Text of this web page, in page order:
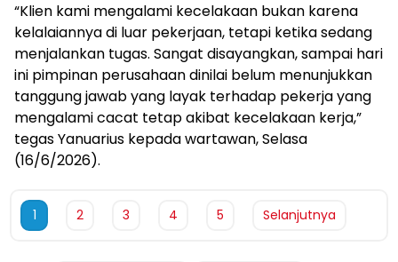
“Klien kami mengalami kecelakaan bukan karena
kelalaiannya di luar pekerjaan, tetapi ketika sedang
menjalankan tugas. Sangat disayangkan, sampai hari
ini pimpinan perusahaan dinilai belum menunjukkan
tanggung jawab yang layak terhadap pekerja yang
mengalami cacat tetap akibat kecelakaan kerja,”
tegas Yanuarius kepada wartawan, Selasa
(16/6/2026).
1 2 3 4 5 Selanjutnya